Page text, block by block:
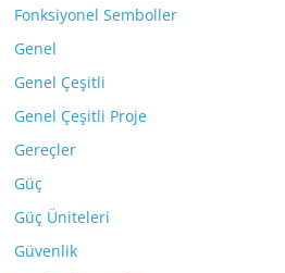
Fonksiyonel Semboller
Genel
Genel Çeşitli
Genel Çeşitli Proje
Gereçler
Güç
Güç Üniteleri
Güvenlik